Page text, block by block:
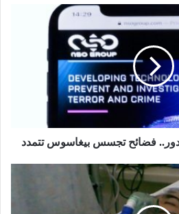
فضائح تجسس بيغاسوس تتمدد